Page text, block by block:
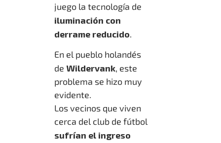
juego la tecnología de
iluminación con
derrame reducido.
En el pueblo holandés
de Wildervank, este
problema se hizo muy
evidente.
Los vecinos que viven
cerca del club de fútbol
sufrían el ingreso